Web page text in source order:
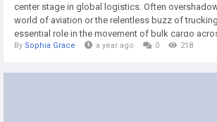
center stage in global logistics. Often
world of aviation or the relentless buzz of
essential role in the movement of bulk cargo
waterways. Their reliability, environmental
By Sophia Grace a year ago 0 218